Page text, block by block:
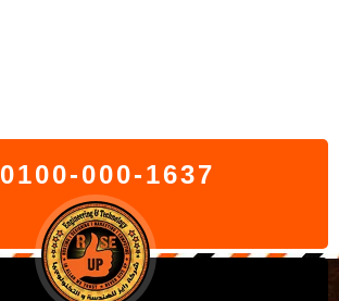
0100-000-1637